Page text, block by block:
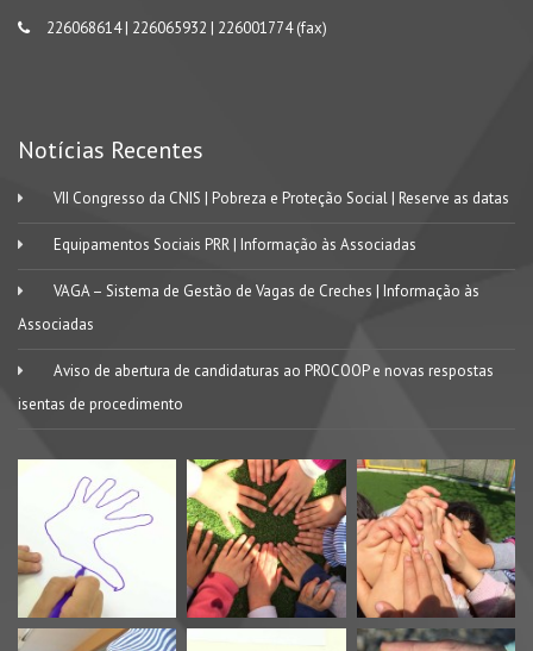
226068614 | 226065932 | 226001774 (fax)
Notícias Recentes
VII Congresso da CNIS | Pobreza e Proteção Social | Reserve as datas
Equipamentos Sociais PRR | Informação às Associadas
VAGA – Sistema de Gestão de Vagas de Creches | Informação às
Associadas
Aviso de abertura de candidaturas ao PROCOOP e novas respostas
isentas de procedimento